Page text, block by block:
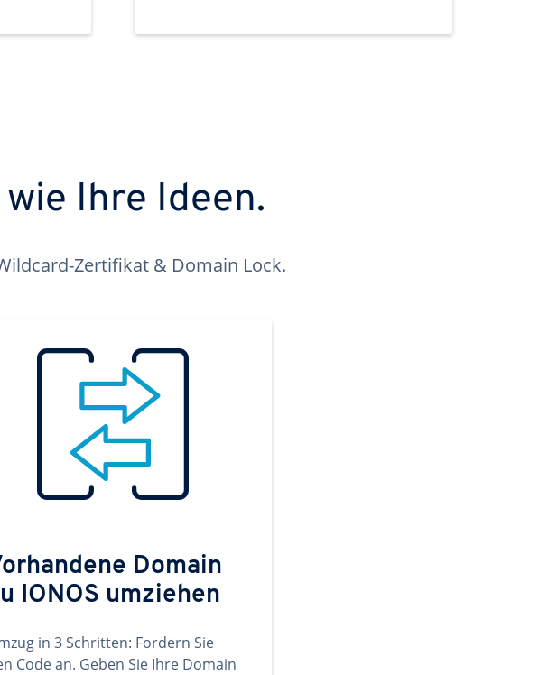
Ihre Ideen.
Zertifikat & Domain Lock.
Domain
IONOS umziehen
in 3 Schritten: Fordern Sie
Code an. Geben Sie Ihre Domain